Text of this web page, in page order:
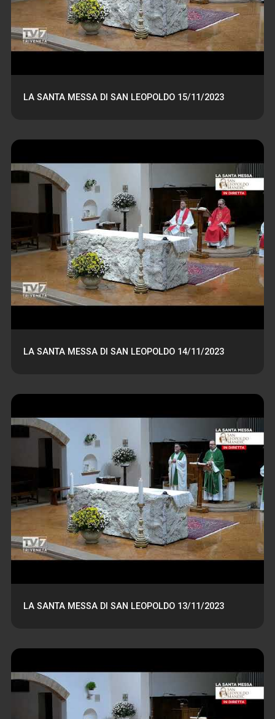
LA SANTA MESSA DI SAN LEOPOLDO 15/11/2023
LA SANTA MESSA DI SAN LEOPOLDO 14/11/2023
LA SANTA MESSA DI SAN LEOPOLDO 13/11/2023